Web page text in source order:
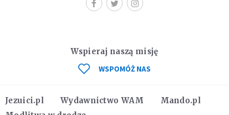
Jezuici.pl Wydawnictwo WAM
Mando.pl
Wspieraj naszą misję
WSPOMÓŻ NAS